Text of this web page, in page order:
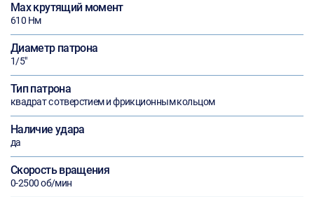
Max крутящий момент
610 Нм
Диаметр патрона
1/5"
Тип патрона
квадрат с отверстием и фрикционным кольцом
Наличие удара
да
Скорость вращения
0-2500 об/мин